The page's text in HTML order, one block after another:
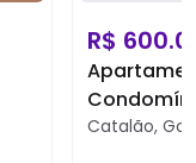
R$
Catalão,